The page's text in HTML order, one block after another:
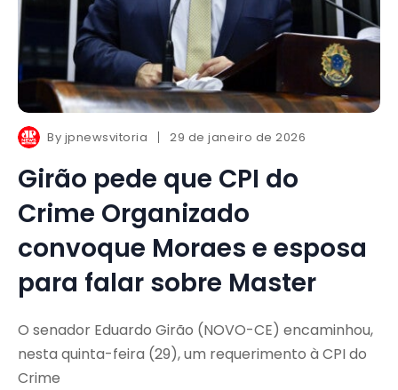
By jpnewsvitoria 29 de janeiro de 2026
Girão pede que CPI do
Crime Organizado
convoque Moraes e esposa
para falar sobre Master
O senador Eduardo Girão (NOVO-CE) encaminhou,
nesta quinta-feira (29), um requerimento à CPI do
Crime